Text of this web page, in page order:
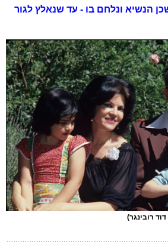
הנשיא ונלחם בו - עד שנאלץ לגור
רובינגר)